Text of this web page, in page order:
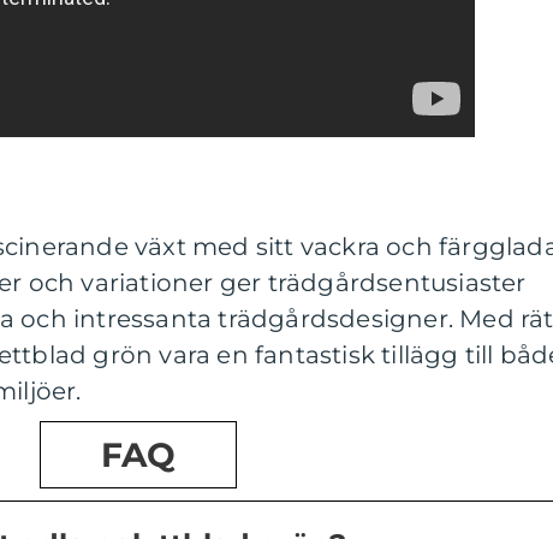
växt med sitt vackra och
och variationer ger trädgårdsentusiaster
och intressanta trädgårdsdesigner. Med
grön vara en fantastisk tillägg till
FAQ